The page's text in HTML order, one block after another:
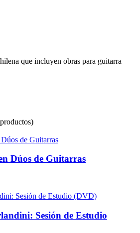
que incluyen obras para guitarra
productos)
Dúos de Guitarras
Sesión de Estudio